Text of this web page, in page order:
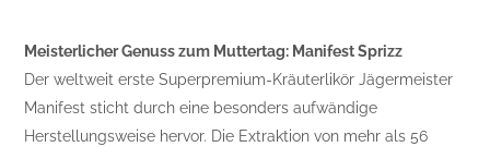
Meisterlicher Genuss zum Muttertag: Manifest Sprizz
Der weltweit erste Superpremium-Kräuterlikör Jägermeister
Manifest sticht durch eine besonders aufwändige
Herstellungsweise hervor. Die Extraktion von mehr als 56